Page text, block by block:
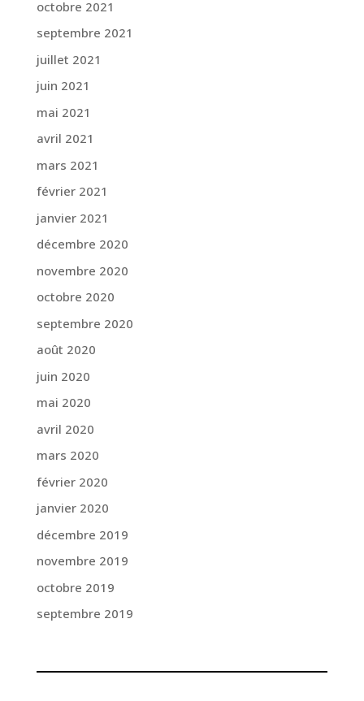
octobre 2021
septembre 2021
juillet 2021
juin 2021
mai 2021
avril 2021
mars 2021
février 2021
janvier 2021
décembre 2020
novembre 2020
octobre 2020
septembre 2020
août 2020
juin 2020
mai 2020
avril 2020
mars 2020
février 2020
janvier 2020
décembre 2019
novembre 2019
octobre 2019
septembre 2019